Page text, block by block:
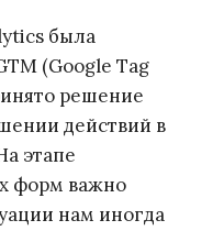
была
(Google Tag
решение
действий в
этапе
форм важно
нам иногда